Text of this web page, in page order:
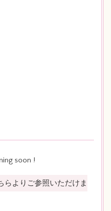
soon !
らよりご参照いただけま